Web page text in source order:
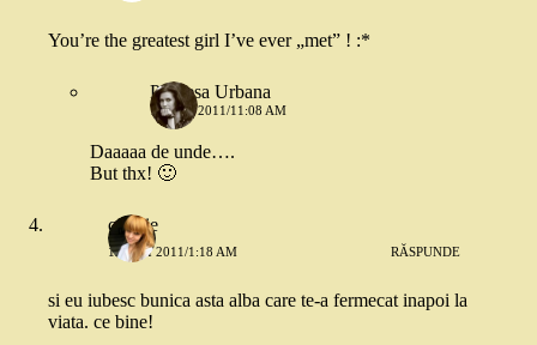
You’re the greatest girl I’ve ever „met” ! :*
Printesa Urbana
15 MAI 2011/11:08 AM
Daaaaa de unde….
But thx! 🙂
cookie
15 MAI 2011/1:18 AM RĂSPUNDE
si eu iubesc bunica asta alba care te-a fermecat inapoi la
viata. ce bine!